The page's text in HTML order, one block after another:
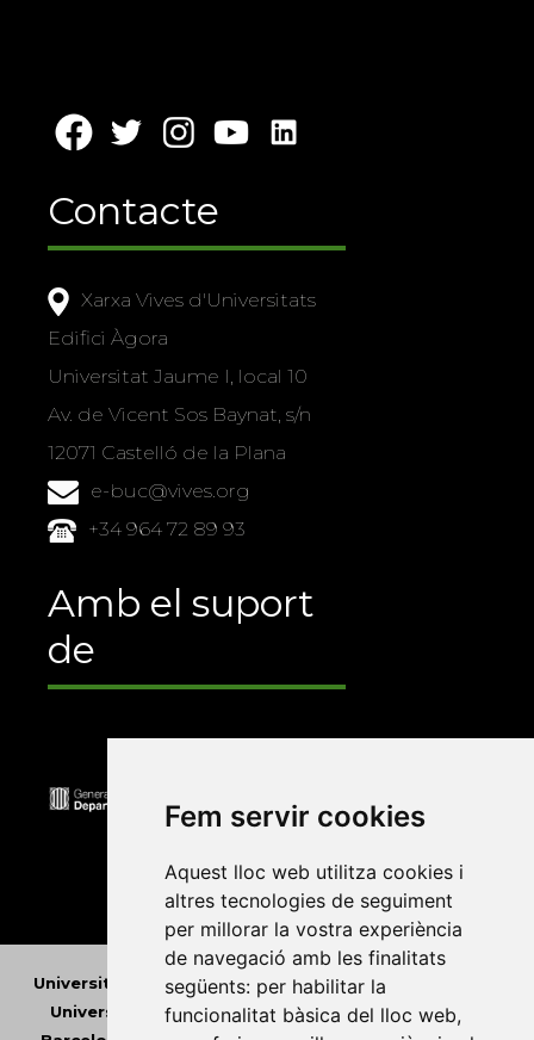
Fem servir cookies
Aquest lloc web utilitza cookies i
altres tecnologies de seguiment
per millorar la vostra experiència
de navegació amb les finalitats
següents: per habilitar la
funcionalitat bàsica del lloc web,
Contacte
Xarxa Vives d'Universitats
Edifici Àgora
Universitat Jaume I, local 10
Av. de Vicent Sos Baynat, s/n
12071 Castelló de la Plana
e-buc@vives.org
+34 964 72 89 93
Amb el suport
de
Universitat Abat Oliba CEU•Universitat d'Alacant
Universitat d'Andorra•Universitat Autònoma de